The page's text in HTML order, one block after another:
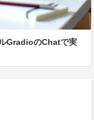
GradioのChatで実